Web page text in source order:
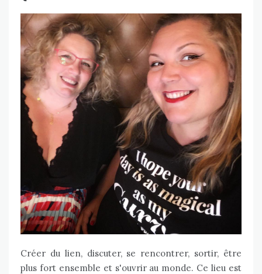
Créer du lien, discuter, se rencontrer, sortir, être
plus fort ensemble et s'ouvrir au monde. Ce lieu est